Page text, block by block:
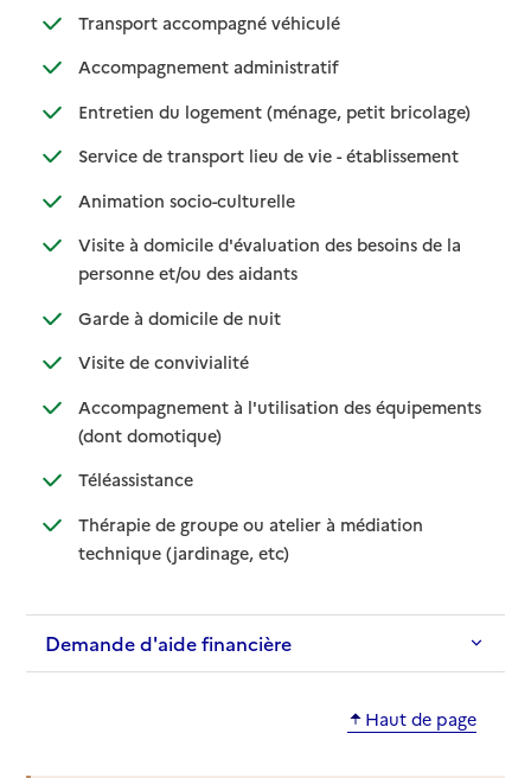
Transport accompagné véhiculé: disponible
: non disponible
Accompagnement administratif: disponible
: non disponible
Entretien du logement (ménage, petit bricolage): disponible
: non
Service de transport lieu de vie - établissement: disponible
: non
Animation socio-culturelle: disponible
: non disponible
Visite à domicile d'évaluation des besoins de la
personne et/ou des aidants: disponible
: non disponible
Garde à domicile de nuit: disponible
: non disponible
Visite de convivialité: disponible
: non disponible
Accompagnement à l'utilisation des équipements
(dont domotique): disponible
: non disponible
Téléassistance: disponible
: non disponible
Thérapie de groupe ou atelier à médiation
technique (jardinage, etc): disponible
: non disponible
Demande d'aide financière
Haut de page